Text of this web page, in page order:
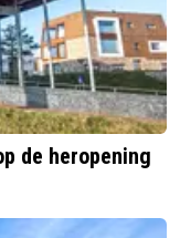
de heropening